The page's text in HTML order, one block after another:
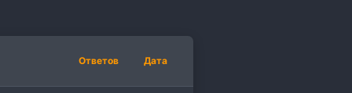
Ответов Дата